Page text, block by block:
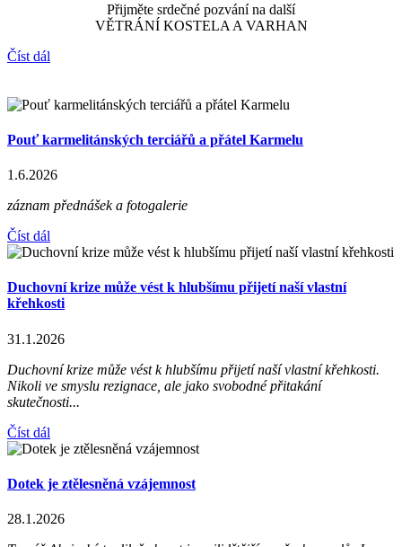
Přijměte srdečné pozvání na další
VĚTRÁNÍ KOSTELA A VARHAN
Číst dál
Pouť karmelitánských terciářů a přátel Karmelu
1.6.2026
záznam přednášek a fotogalerie
Číst dál
Duchovní krize může vést k hlubšímu přijetí naší vlastní
křehkosti
31.1.2026
Duchovní krize může vést k hlubšímu přijetí naší vlastní křehkosti.
Nikoli ve smyslu rezignace, ale jako svobodné přitakání
skutečnosti...
Číst dál
Dotek je ztělesněná vzájemnost
28.1.2026